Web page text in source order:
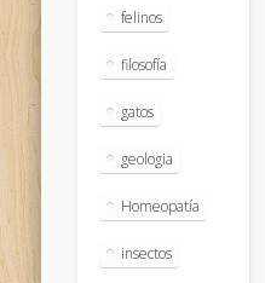
felinos
filosofía
gatos
geologia
Homeopatía
insectos